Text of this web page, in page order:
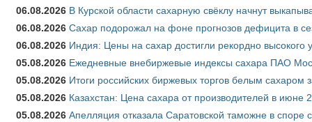
06.08.2026 В Курской области сахарную свёклу начнут
06.08.2026 Сахар подорожал на фоне прогнозов дефицита в
06.08.2026 Индия: Цены на сахар достигли рекордно высокого
05.08.2026 Ежедневные внебиржевые индексы сахара ПАО
05.08.2026 Итоги российских биржевых торгов белым сахаром
05.08.2026 Казахстан: Цена сахара от производителей в июне
05.08.2026 Апелляция отказала Саратовской таможне в